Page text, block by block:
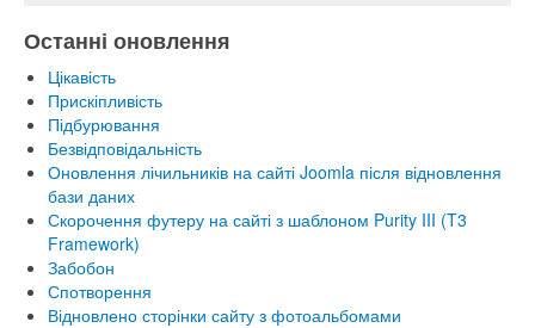
Останні оновлення
Цікавість
Прискіпливість
Підбурювання
Безвідповідальність
Оновлення лічильників на сайті Joomla після відновлення
бази даних
Скорочення футеру на сайті з шаблоном Purity III (T3
Framework)
Забобон
Спотворення
Відновлено сторінки сайту з фотоальбомами